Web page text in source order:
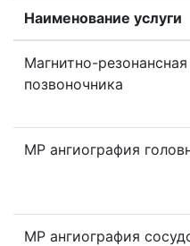
Наименование услуги
Магнитно-
позвоночника
МР ангиография
МР ангиография